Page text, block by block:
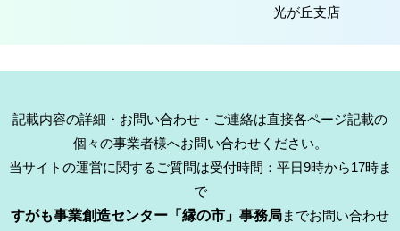
光が丘支店
記載内容の詳細・お問い合わせ・ご連絡は直接各ページ記載の
個々の事業者様へお問い合わせください。
当サイトの運営に関するご質問は受付時間：平日9時から17時ま
で
すがも事業創造センター「縁の市」事務局までお問い合わせ